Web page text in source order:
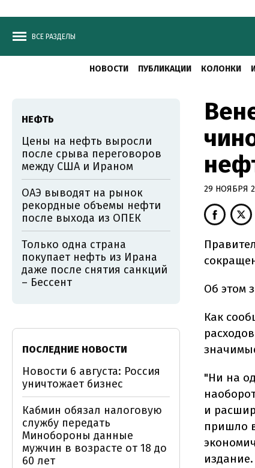
ВСЕ РАЗДЕЛЫ
НОВОСТИ ПУБЛИКАЦИИ КОЛОНКИ
29 НОЯБРЯ
Об этом
Как
"Ни на
и
пришло
издание.
НЕФТЬ
Цены на нефть выросли
после срыва переговоров
между США и Ираном
ОАЭ выводят на рынок
рекордные объемы нефти
после выхода из ОПЕК
Только одна страна
покупает нефть из Ирана
даже после снятия санкций
– Бессент
ПОСЛЕДНИЕ НОВОСТИ
Новости 6 августа: Россия
уничтожает бизнес
Кабмин обязал налоговую
службу передать
Минобороны данные
мужчин в возрасте от 18 до
60 лет